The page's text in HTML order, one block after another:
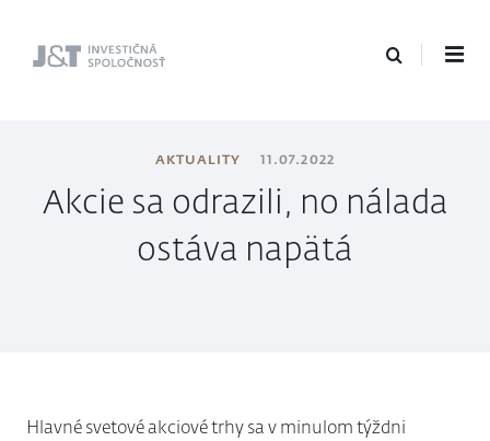
J&T Investičná
AKTUALITY 11.07.2022
Akcie sa odrazili, no nálada
ostáva napätá
Hlavné svetové akciové trhy sa v minulom týždni